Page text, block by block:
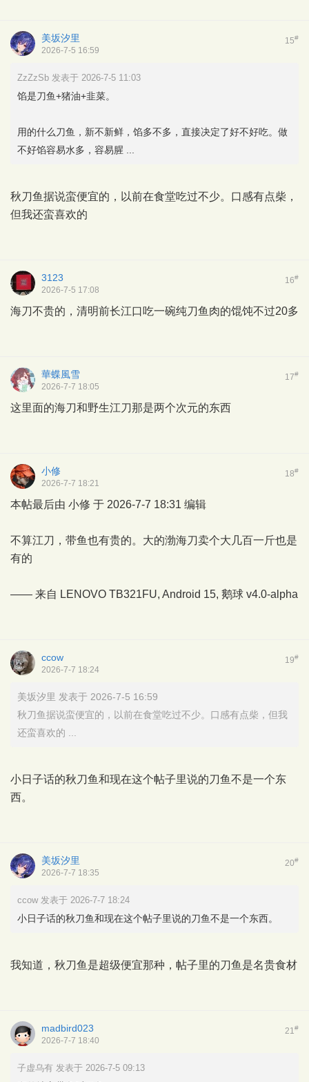
15#
美坂汐里
2026-7-5 16:59
ZzZzSb 发表于 2026-7-5 11:03
馅是刀鱼+猪油+韭菜。
用的什么刀鱼，新不新鲜，馅多不多，直接决定了好不好吃。做
不好馅容易水多，容易腥 ...
秋刀鱼据说蛮便宜的，以前在食堂吃过不少。口感有点柴，
但我还蛮喜欢的
16#
3123
2026-7-5 17:08
海刀不贵的，清明前长江口吃一碗纯刀鱼肉的馄饨不过20多
17#
華蝶風雪
2026-7-7 18:05
这里面的海刀和野生江刀那是两个次元的东西
18#
小修
2026-7-7 18:21
本帖最后由 小修 于 2026-7-7 18:31 编辑
不算江刀，带鱼也有贵的。大的渤海刀卖个大几百一斤也是
有的
—— 来自 LENOVO TB321FU, Android 15, 鹅球 v4.0-alpha
19#
ccow
2026-7-7 18:24
美坂汐里 发表于 2026-7-5 16:59
秋刀鱼据说蛮便宜的，以前在食堂吃过不少。口感有点柴，但我
还蛮喜欢的 ...
小日子话的秋刀鱼和现在这个帖子里说的刀鱼不是一个东
西。
20#
美坂汐里
2026-7-7 18:35
ccow 发表于 2026-7-7 18:24
小日子话的秋刀鱼和现在这个帖子里说的刀鱼不是一个东西。
我知道，秋刀鱼是超级便宜那种，帖子里的刀鱼是名贵食材
21#
madbird023
2026-7-7 18:40
子虚乌有 发表于 2026-7-5 09:13